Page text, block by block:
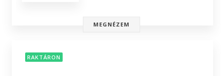
MEGNÉZEM
RAKTÁRON